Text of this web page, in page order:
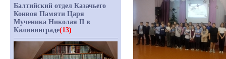
Балтийский отдел Казачьего
Конвоя Памяти Царя
Мученика Николая II в
Калининграде(13)